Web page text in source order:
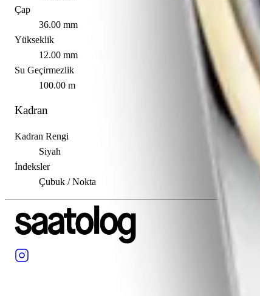
Çap
36.00 mm
Yükseklik
12.00 mm
Su Geçirmezlik
100.00 m
Kadran
Kadran Rengi
Siyah
İndeksler
Çubuk / Nokta